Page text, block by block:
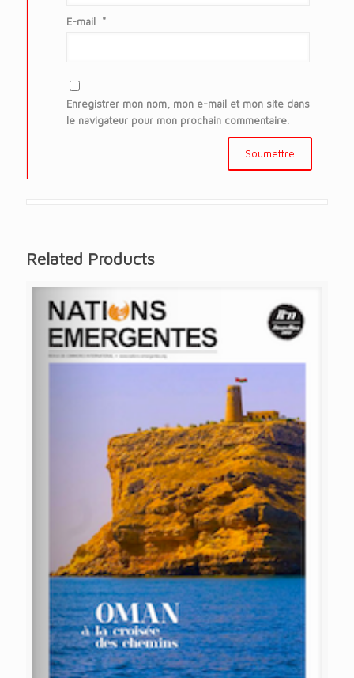
E-mail *
Enregistrer mon nom, mon e-mail et mon site dans
le navigateur pour mon prochain commentaire.
Related Products